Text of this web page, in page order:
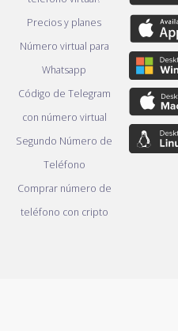
Precios y planes
Número virtual para
Whatsapp
Código de Telegram
con número virtual
Segundo Número de
Teléfono
Comprar número de
teléfono con cripto